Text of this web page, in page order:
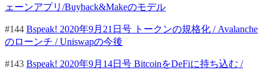
ェーンアプリ/Buyback&Makeのモデル
#144 Bspeak! 2020年9月21日号 トークンの規格化 / Avalanche
のローンチ / Uniswapの今後
#143 Bspeak! 2020年9月14日号 BitcoinをDeFiに持ち込む /